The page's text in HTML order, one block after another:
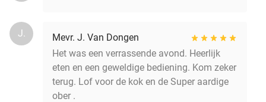
J.
Mevr. J. Van Dongen
Het was een verrassende avond. Heerlijk
eten en een geweldige bediening. Kom zeker
terug. Lof voor de kok en de Super aardige
ober .